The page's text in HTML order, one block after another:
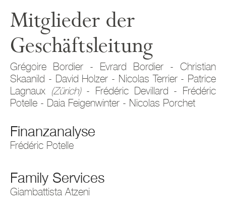
Mitglieder der
Geschäftsleitung
Grégoire Bordier - Evrard Bordier - Christian
Skaanild - David Holzer - Nicolas Terrier - Patrice
Lagnaux (Zürich) - Frédéric Devillard - Frédéric
Potelle - Daia Feigenwinter - Nicolas Porchet
Finanzanalyse
Frédéric Potelle
Family Services
Giambattista Atzeni